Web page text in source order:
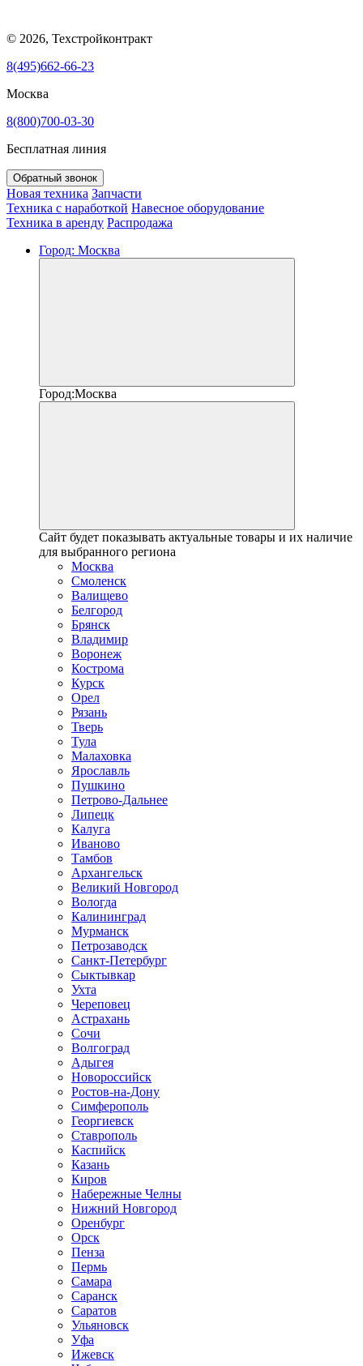
© 2026, Техстройконтракт
8(495)662-66-23
Москва
8(800)700-03-30
Бесплатная линия
Обратный звонок
Новая техника Запчасти
Техника с наработкой Навесное оборудование
Техника в аренду Распродажа
Город: Москва
Город:Москва
Сайт будет показывать актуальные товары и их наличие
для выбранного региона
Москва
Смоленск
Валищево
Белгород
Брянск
Владимир
Воронеж
Кострома
Курск
Орел
Рязань
Тверь
Тула
Малаховка
Ярославль
Пушкино
Петрово-Дальнее
Липецк
Калуга
Иваново
Тамбов
Архангельск
Великий Новгород
Вологда
Калининград
Мурманск
Петрозаводск
Санкт-Петербург
Сыктывкар
Ухта
Череповец
Астрахань
Сочи
Волгоград
Адыгея
Новороссийск
Ростов-на-Дону
Симферополь
Георгиевск
Ставрополь
Каспийск
Казань
Киров
Набережные Челны
Нижний Новгород
Оренбург
Орск
Пенза
Пермь
Самара
Саранск
Саратов
Ульяновск
Уфа
Ижевск